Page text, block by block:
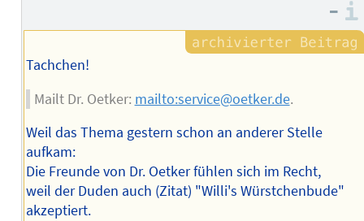
–
Tachchen!
Mailt Dr. Oetker: mailto:service@oetker.de.
Weil das Thema gestern schon an anderer Stelle
aufkam:
Die Freunde von Dr. Oetker fühlen sich im Recht,
weil der Duden auch (Zitat) "Willi's Würstchenbude"
akzeptiert.